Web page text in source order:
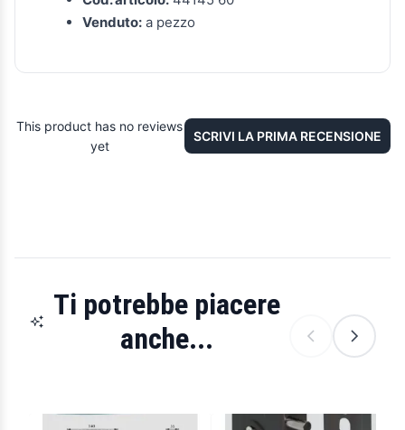
Venduto: a pezzo
This product has no reviews
yet
SCRIVI LA PRIMA RECENSIONE
Ti potrebbe piacere
anche...